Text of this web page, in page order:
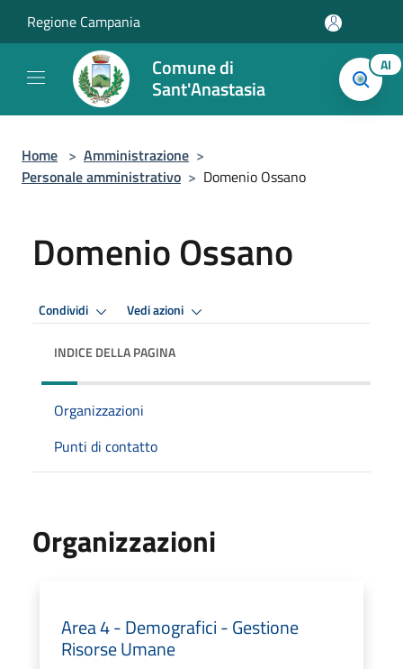
Regione Campania
Comune di
Sant'Anastasia
AI
Home > Amministrazione >
Personale amministrativo > Domenio Ossano
Domenio Ossano
Condividi Vedi azioni
INDICE DELLA PAGINA
Organizzazioni
Punti di contatto
Organizzazioni
Area 4 - Demografici - Gestione
Risorse Umane